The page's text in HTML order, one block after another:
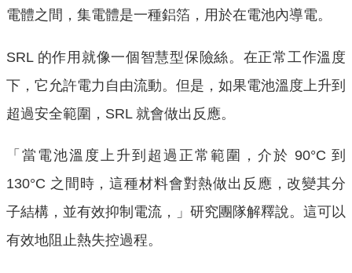
電體之間，集電體是一種鋁箔，用於在電池內導電。
SRL 的作用就像一個智慧型保險絲。在正常工作溫度
下，它允許電力自由流動。但是，如果電池溫度上升到
超過安全範圍，SRL 就會做出反應。
「當電池溫度上升到超過正常範圍，介於 90°C 到
130°C 之間時，這種材料會對熱做出反應，改變其分
子結構，並有效抑制電流，」研究團隊解釋說。這可以
有效地阻止熱失控過程。